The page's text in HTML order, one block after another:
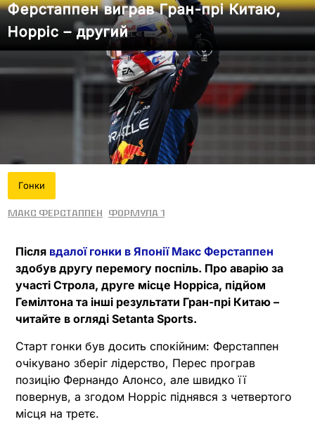
Ферстаппен виграв Гран-прі Китаю,
Норріс – другий
Гонки
Макс Ферстаппен Формула 1
Після вдалої гонки в Японії Макс Ферстаппен
здобув другу перемогу поспіль. Про аварію за
участі Строла, друге місце Норріса, підйом
Гемілтона та інші результати Гран-прі Китаю –
читайте в огляді Setanta Sports.
Старт гонки був досить спокійним: Ферстаппен
очікувано зберіг лідерство, Перес програв
позицію Фернандо Алонсо, але швидко її
повернув, а згодом Норріс піднявся з четвертого
місця на третє.